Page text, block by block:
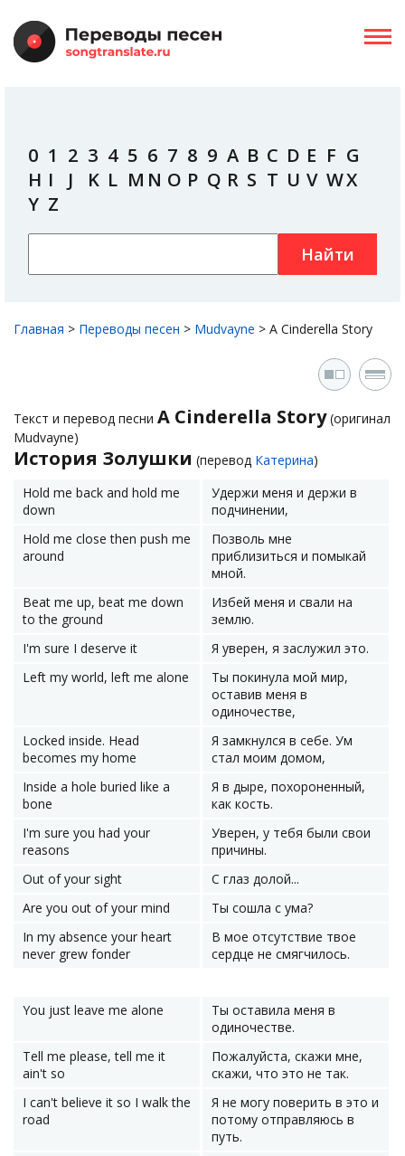
0 1 2 3 4 5 6 7 8 9 A B C D E F G
H I J K L M N O P Q R S T U V WX
Y Z
Найти
Главная > Переводы песен > Mudvayne > A Cinderella Story
Текст и перевод песни A Cinderella Story(оригинал
Mudvayne)
История Золушки (перевод Катерина)
Hold me back and hold me
down
Удержи меня и держи в
подчинении,
Hold me close then push me
around
Позволь мне
приблизиться и помыкай
мной.
Beat me up, beat me down
to the ground
Избей меня и свали на
землю.
I'm sure I deserve it
Я уверен, я заслужил это.
Left my world, left me alone
Ты покинула мой мир,
оставив меня в
одиночестве,
Locked inside. Head
becomes my home
Я замкнулся в себе. Ум
стал моим домом,
Inside a hole buried like a
bone
Я в дыре, похороненный,
как кость.
I'm sure you had your
reasons
Уверен, у тебя были свои
причины.
Out of your sight
С глаз долой...
Are you out of your mind
Ты сошла с ума?
In my absence your heart
never grew fonder
В мое отсутствие твое
сердце не смягчилось.
You just leave me alone
Ты оставила меня в
одиночестве.
Tell me please, tell me it
ain't so
Пожалуйста, скажи мне,
скажи, что это не так.
I can't believe it so I walk the
road
Я не могу поверить в это и
потому отправляюсь в
путь.